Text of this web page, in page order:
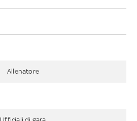
Allenatore